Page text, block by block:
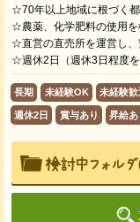
☆70年以上地域に根づく
☆農薬、化学肥料の使用
☆直営の直売所を運営し
☆週休2日（週休3日程度を
長期 未経験OK 未経験歓
週休2日 賞与あり 昇給あ